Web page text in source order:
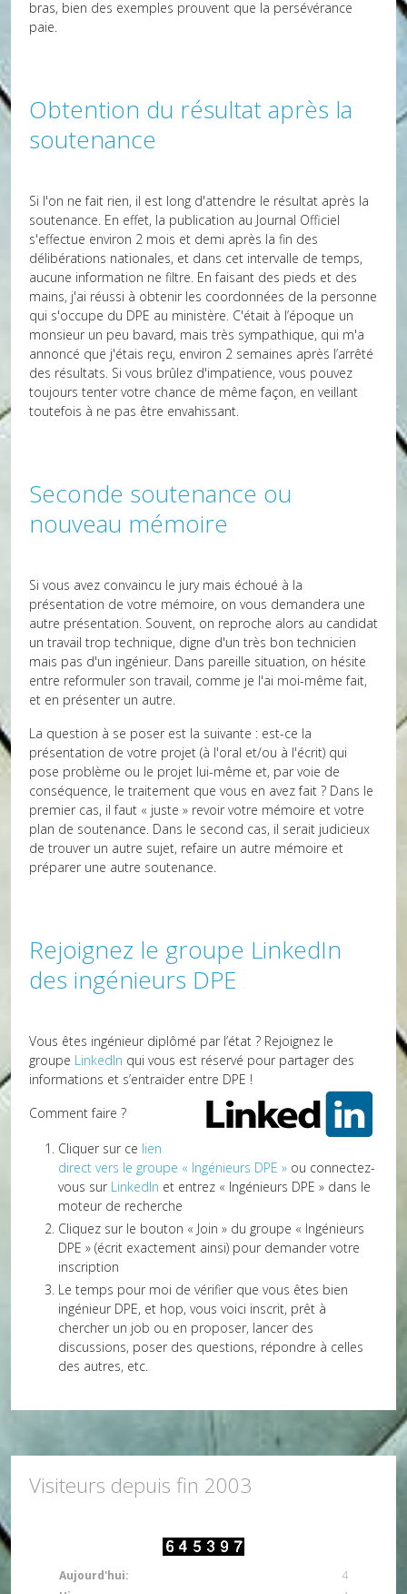
bras, bien des exemples prouvent que la persévérance
paie.
Obtention du résultat après la
soutenance
Si l'on ne fait rien, il est long d'attendre le résultat après la
soutenance. En effet, la publication au Journal Officiel
s'effectue environ 2 mois et demi après la fin des
délibérations nationales, et dans cet intervalle de temps,
aucune information ne filtre. En faisant des pieds et des
mains, j'ai réussi à obtenir les coordonnées de la personne
qui s'occupe du DPE au ministère. C'était à l’époque un
monsieur un peu bavard, mais très sympathique, qui m'a
annoncé que j'étais reçu, environ 2 semaines après l’arrêté
des résultats. Si vous brûlez d'impatience, vous pouvez
toujours tenter votre chance de même façon, en veillant
toutefois à ne pas être envahissant.
Seconde soutenance ou
nouveau mémoire
Si vous avez convaincu le jury mais échoué à la
présentation de votre mémoire, on vous demandera une
autre présentation. Souvent, on reproche alors au candidat
un travail trop technique, digne d'un très bon technicien
mais pas d'un ingénieur. Dans pareille situation, on hésite
entre reformuler son travail, comme je l'ai moi-même fait,
et en présenter un autre.
La question à se poser est la suivante : est-ce la
présentation de votre projet (à l'oral et/ou à l'écrit) qui
pose problème ou le projet lui-même et, par voie de
conséquence, le traitement que vous en avez fait ? Dans le
premier cas, il faut « juste » revoir votre mémoire et votre
plan de soutenance. Dans le second cas, il serait judicieux
de trouver un autre sujet, refaire un autre mémoire et
préparer une autre soutenance.
Rejoignez le groupe LinkedIn
des ingénieurs DPE
Vous êtes ingénieur diplômé par l’état ? Rejoignez le
groupe LinkedIn qui vous est réservé pour partager des
informations et s’entraider entre DPE !
Comment faire ?
Cliquer sur ce lien
direct vers le groupe « Ingénieurs DPE » ou connectez-
vous sur LinkedIn et entrez « Ingénieurs DPE » dans le
moteur de recherche
Cliquez sur le bouton « Join » du groupe « Ingénieurs
DPE » (écrit exactement ainsi) pour demander votre
inscription
Le temps pour moi de vérifier que vous êtes bien
ingénieur DPE, et hop, vous voici inscrit, prêt à
chercher un job ou en proposer, lancer des
discussions, poser des questions, répondre à celles
des autres, etc.
Visiteurs depuis fin 2003
Aujourd'hui:
4